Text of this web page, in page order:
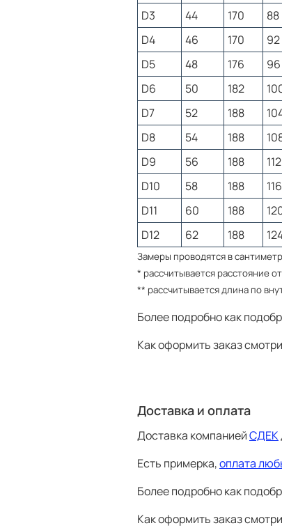
На левой брючине
российского флага,
выполнен на широкой
шнурком для
Спортивный костюм с
функциональности и
мужчин, которые
выразительный образ.
Как подобрать размер?
Спортивный костюм
Полноразмерные
ориентируйтесь по
сложности, то
поможет правильно
Мужские размеры
Разм
D4
46 170
D5
48 176 96
D6
50 182
D7
104
D3
44 170 88
D4
46 170 92
D5
48 176 96
D6
50 182
D7
52 188
D8
54 188
D9
56 188 112
D10
58 188 116
D11
60 188
D12
62 188
Замеры проводятся в
* рассчитывается расстояние
** рассчитывается длина по
Более подробно как
Как оформить заказ
Доставка и оплата
Доставка компаниейСДЕК
Есть примерка,оплата
Более подробно как
Как оформить заказ